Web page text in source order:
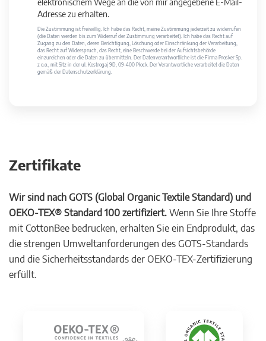
elektronischem Wege an die von mir angegebene E-Mail-
Adresse zu erhalten.
Die Zustimmung ist freiwillig. Ich habe das Recht, meine Zustimmung jederzeit zu widerrufen
(die Daten werden bis zum Widerruf der Zustimmung verarbeitet). Ich habe das Recht auf
Zugang zu den Daten, deren Berichtigung, Löschung oder Einschränkung der Verarbeitung,
das Recht auf Widerspruch, das Recht, eine Beschwerde bei der Aufsichtsbehörde
einzureichen oder die Daten zu übermitteln. Der Datenverantwortliche ist die Firma Prosker Sp.
z o.o., mit Sitz in der ul. Kostrogaj 9D, 09-400 Płock. Der Verantwortliche verarbeitet die Daten
gemäß der Datenschutzerklärung.
Zertifikate
Wir sind nach GOTS (Global Organic Textile Standard) und
OEKO-TEX® Standard 100 zertifiziert. Wenn Sie Ihre Stoffe
mit CottonBee bedrucken, erhalten Sie ein Endprodukt, das
die strengen Umweltanforderungen des GOTS-Standards
und die Sicherheitsstandards der OEKO-TEX-Zertifizierung
erfüllt.